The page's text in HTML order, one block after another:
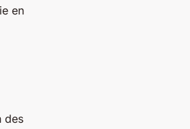
en
des